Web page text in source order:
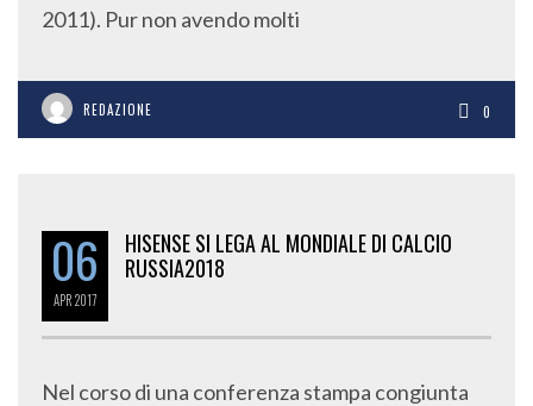
2011). Pur non avendo molti
REDAZIONE 0
06
APR2017
HISENSE SI LEGA AL MONDIALE DI CALCIO
RUSSIA2018
Nel corso di una conferenza stampa congiunta